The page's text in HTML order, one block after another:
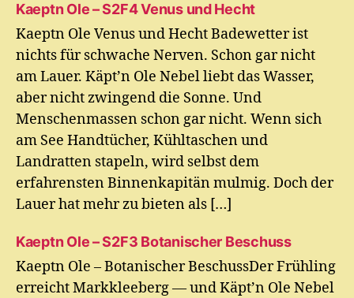
Kaeptn Ole – S2F4 Venus und Hecht
Kaeptn Ole Venus und Hecht Badewetter ist
nichts für schwache Nerven. Schon gar nicht
am Lauer. Käpt’n Ole Nebel liebt das Wasser,
aber nicht zwingend die Sonne. Und
Menschenmassen schon gar nicht. Wenn sich
am See Handtücher, Kühltaschen und
Landratten stapeln, wird selbst dem
erfahrensten Binnenkapitän mulmig. Doch der
Lauer hat mehr zu bieten als […]
Kaeptn Ole – S2F3 Botanischer Beschuss
Kaeptn Ole – Botanischer BeschussDer Frühling
erreicht Markkleeberg — und Käpt’n Ole Nebel